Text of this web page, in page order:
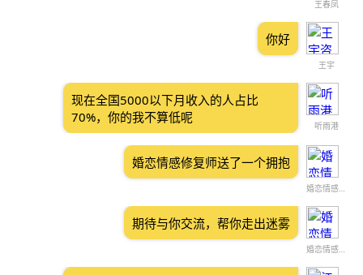
王春凤
王宇
你好
听雨港
现在全国5000以下月收入的人占比
70%，你的我不算低呢
婚恋情感修复师
婚恋情感修复师送了一个拥抱
婚恋情感修复师
期待与你交流，帮你走出迷雾